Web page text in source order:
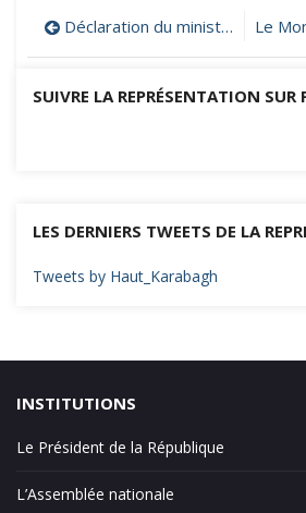
Navigation
de
l’article
Déclaration du ministère arsakhiote des Affaires étrangères sur la nécessité de la reconnaissance de l’indépendance de l’Artsakh
SUIVRE LA REPRÉSENTATION SUR
LES DERNIERS TWEETS DE LA
Tweets by Haut_Karabagh
INSTITUTIONS
Le Président de la République
L’Assemblée nationale